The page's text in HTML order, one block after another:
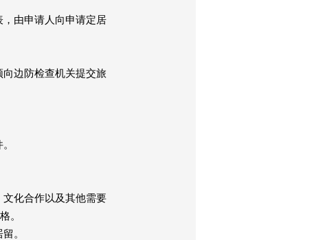
由申请人向申请定居
边防检查机关提交旅
化合作以及其他需要
。
。